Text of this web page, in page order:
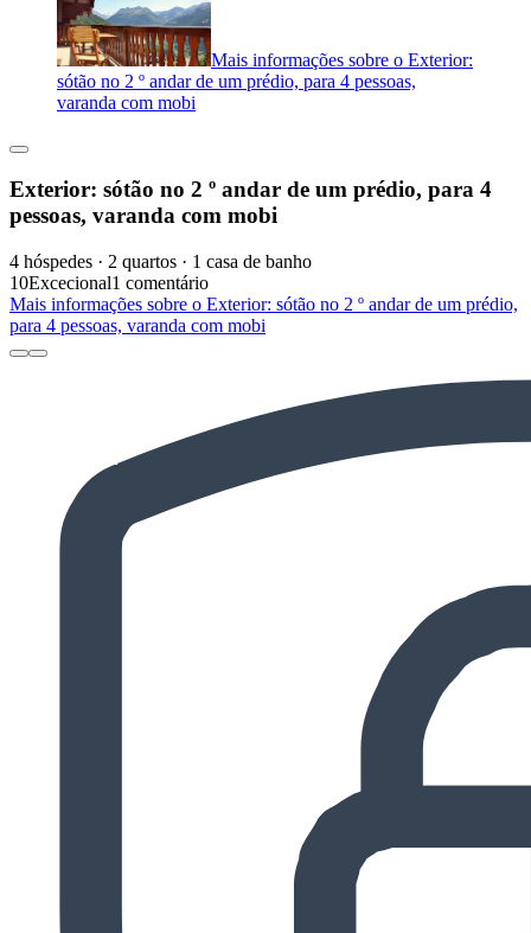
Mais informações sobre o Exterior:
sótão no 2 º andar de um prédio, para 4 pessoas,
varanda com mobi
Exterior: sótão no 2 º andar de um prédio, para 4
pessoas, varanda com mobi
4 hóspedes · 2 quartos · 1 casa de banho
10Excecional1 comentário
Mais informações sobre o Exterior: sótão no 2 º andar de um prédio,
para 4 pessoas, varanda com mobi